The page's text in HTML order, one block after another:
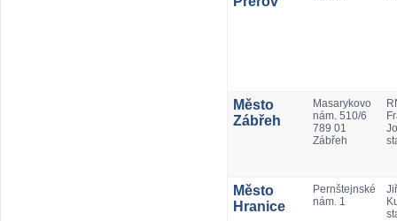
Město
Zábřeh
Masarykovo
nám. 510/6
789 01
Zábřeh
Město
Hranice
Pernštejnské
nám. 1